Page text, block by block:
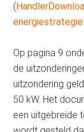
(
Op pagina 9
de
uitzondering
50 kW. Het
een uitgebreide